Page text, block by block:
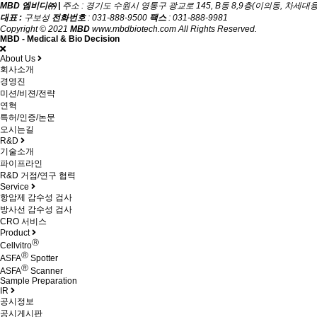
MBD 엠비디㈜ |
주소 : 경기도 수원시 영통구 광교로 145, B동 8,9층(이의동, 차세대
대표 : 구보성 전화번호: 031-888-9500 팩스: 031-888-9981
Copyright © 2021 MBD www.mbdbiotech.com All Rights Reserved.
MBD - Medical & Bio Decision
About Us
회사소개
경영진
미션/비젼/전략
연혁
특허/인증/논문
오시는길
R&D
기술소개
파이프라인
R&D 거점/연구 협력
Service
항암제 감수성 검사
방사선 감수성 검사
CRO 서비스
Product
CellvitroⓇ
ASFAⓇ Spotter
ASFAⓇ Scanner
Sample Preparation
IR
공시정보
공시게시판